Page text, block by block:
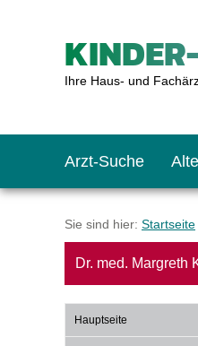
Ihre Haus- und
Arzt-Suche
Sie sind hier: Startseite
Dr. med. Margreth
Hauptseite